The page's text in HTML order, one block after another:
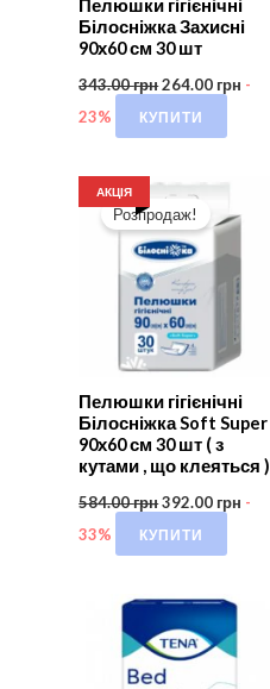
Пелюшки гігієнічні
Білосніжка Захисні
90х60 см 30 шт
343.00грн264.00 грн -
23%
КУПИТИ
АКЦІЯ
Розпродаж!
Пелюшки гігієнічні
Білосніжка Soft Super
90х60 см 30 шт ( з
кутами , що клеяться )
584.00грн392.00 грн -
33%
КУПИТИ